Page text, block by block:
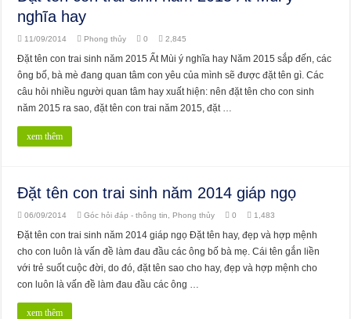
nghĩa hay
11/09/2014 Phong thủy 0 2,845
Đặt tên con trai sinh năm 2015 Ất Mùi ý nghĩa hay Năm 2015 sắp đến, các
ông bố, bà mè đang quan tâm con yêu của mình sẽ được đặt tên gì. Các
câu hỏi nhiều người quan tâm hay xuất hiện: nên đặt tên cho con sinh
năm 2015 ra sao, đặt tên con trai năm 2015, đặt …
xem thêm
Đặt tên con trai sinh năm 2014 giáp ngọ
06/09/2014 Góc hỏi đáp - thông tin Phong thủy 0 1,483
Đặt tên con trai sinh năm 2014 giáp ngọ Đặt tên hay, đẹp và hợp mệnh
cho con luôn là vấn đề làm đau đầu các ông bố bà mẹ. Cái tên gắn liền
với trẻ suốt cuộc đời, do đó, đặt tên sao cho hay, đẹp và hợp mệnh cho
con luôn là vấn đề làm đau đầu các ông …
xem thêm